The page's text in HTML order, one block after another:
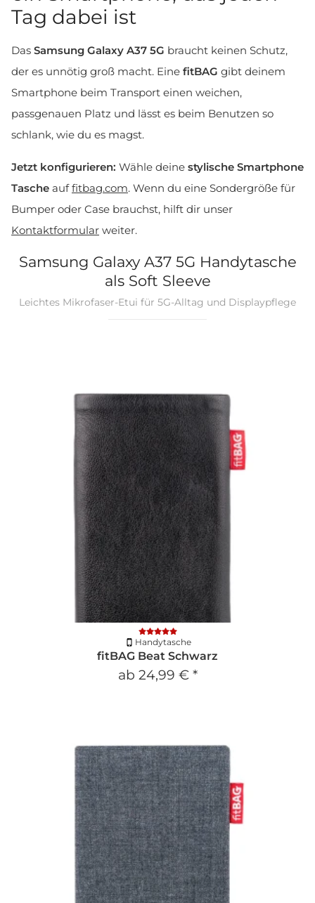
Tag dabei ist
Das Samsung Galaxy A37 5G braucht keinen Schutz,
der es unnötig groß macht. Eine fitBAG gibt deinem
Smartphone beim Transport einen weichen,
passgenauen Platz und lässt es beim Benutzen so
schlank, wie du es magst.
Jetzt konfigurieren: Wähle deine stylische Smartphone
Tasche auffitbag.com. Wenn du eine Sondergröße für
Bumper oder Case brauchst, hilft dir unser
Kontaktformular weiter.
Samsung Galaxy A37 5G Handytasche
als Soft Sleeve
Leichtes Mikrofaser-Etui für 5G-Alltag und Displaypflege
Handytasche
fitBAG Beat Schwarz
ab 24,99 € *